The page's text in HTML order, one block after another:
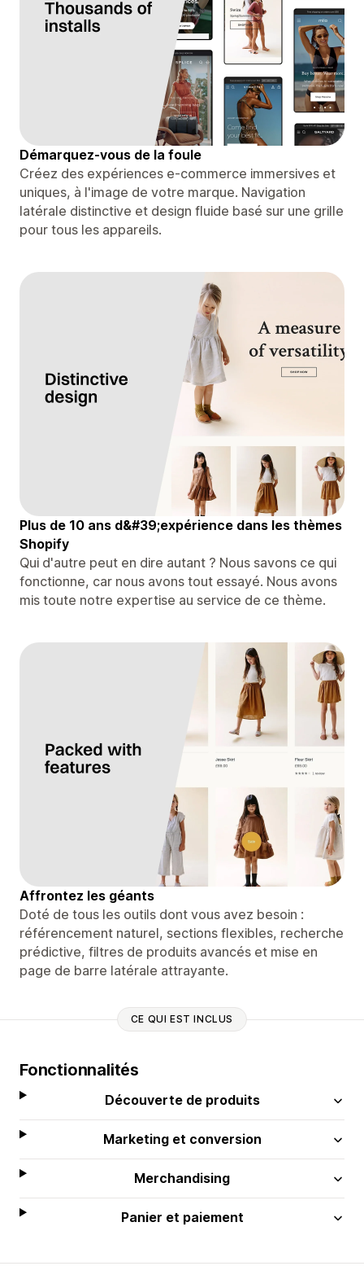
Démarquez-vous de la foule
Créez des expériences e-commerce immersives et
uniques, à l'image de votre marque. Navigation
latérale distinctive et design fluide basé sur une grille
pour tous les appareils.
Plus de 10 ans d&#39;expérience dans les thèmes
Shopify
Qui d'autre peut en dire autant ? Nous savons ce qui
fonctionne, car nous avons tout essayé. Nous avons
mis toute notre expertise au service de ce thème.
Affrontez les géants
Doté de tous les outils dont vous avez besoin :
référencement naturel, sections flexibles, recherche
prédictive, filtres de produits avancés et mise en
page de barre latérale attrayante.
CE QUI EST INCLUS
Fonctionnalités
Découverte de produits
Marketing et conversion
Merchandising
Panier et paiement